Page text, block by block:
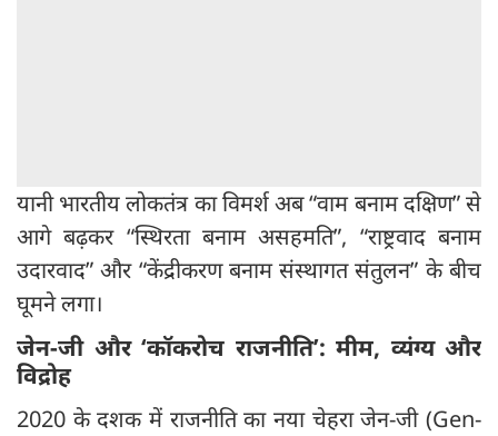
यानी भारतीय लोकतंत्र का विमर्श अब “वाम बनाम दक्षिण” से
आगे बढ़कर “स्थिरता बनाम असहमति”, “राष्ट्रवाद बनाम
उदारवाद” और “केंद्रीकरण बनाम संस्थागत संतुलन” के बीच
घूमने लगा।
जेन-जी और ‘कॉकरोच राजनीति’: मीम,व्यंग्य और
विद्रोह
2020 के दशक में राजनीति का नया चेहरा जेन-जी (Gen-